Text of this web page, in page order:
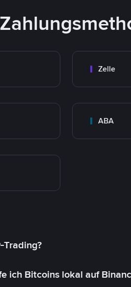
Zelle
ABA
Trading?
ich Bitcoins lokal auf